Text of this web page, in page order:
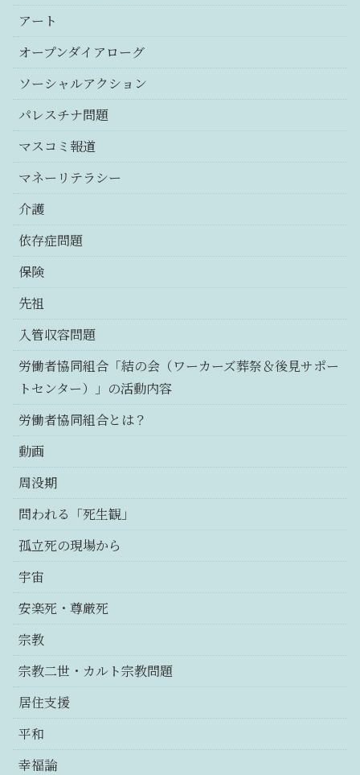
アート
オープンダイアローグ
ソーシャルアクション
パレスチナ問題
マスコミ報道
マネーリテラシー
介護
依存症問題
保険
先祖
入管収容問題
労働者協同組合「結の会（ワーカーズ葬祭＆後見サポー
トセンター）」の活動内容
労働者協同組合とは？
動画
周没期
問われる「死生観」
孤立死の現場から
宇宙
安楽死・尊厳死
宗教
宗教二世・カルト宗教問題
居住支援
平和
幸福論